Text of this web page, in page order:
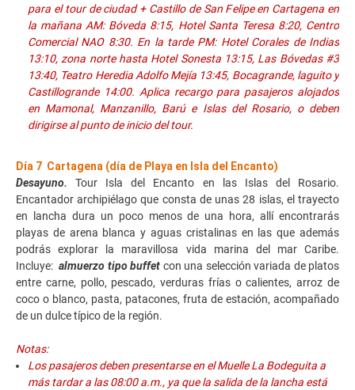
para el tour de ciudad + Castillo de San Felipe en Cartagena en
la mañana AM: Bóveda 8:15, Hotel Santa Teresa 8:20, Centro
Comercial NAO 8:30. En la tarde PM: Hotel Corales de Indias
13:10, zona norte hasta Hotel Sonesta 13:15, Las Bóvedas #3
13:40, Teatro Heredia Adolfo Mejía 13:45, Bocagrande, laguito y
Castillogrande 14:00. Aplica recargo para pasajeros alojados
en Mamonal, Manzanillo, Barú e Islas del Rosario, o deben
dirigirse al punto de inicio del tour.
Día 7 Cartagena (día de Playa en Isla del Encanto)
Desayuno. Tour Isla del Encanto en las Islas del Rosario.
Encantador archipiélago que consta de unas 28 islas, el trayecto
en lancha dura un poco menos de una hora, allí encontrarás
playas de arena blanca y aguas cristalinas en las que además
podrás explorar la maravillosa vida marina del mar Caribe.
Incluye: almuerzo tipo buffet con una selección variada de platos
entre carne, pollo, pescado, verduras frías o calientes, arroz de
coco o blanco, pasta, patacones, fruta de estación, acompañado
de un dulce típico de la región.
Notas:
Los pasajeros deben presentarse en el Muelle La Bodeguita a
más tardar a las 08:00 a.m., ya que la salida de la lancha está